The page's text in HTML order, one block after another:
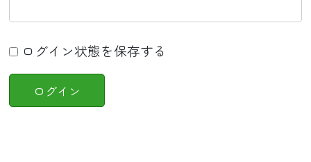
ログイン状態を保存する